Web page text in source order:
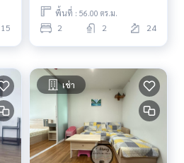
#รีเจ้นท์โฮมบางซ่อนเฟส28 #รีเจ้นท์
ติดรถไฟฟ้า #คอนโดใกล้รถไฟฟ้า #
#สวนสุนันทา #พระจอมเกล้า #วงศ์
15
พื้นที่ : 56.00 ตร.ม.
2 2 24
เช่า